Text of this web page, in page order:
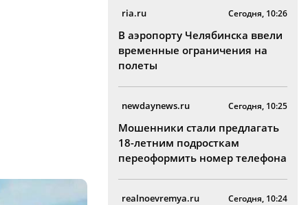
ria.ru Сегодня, 10:26
В аэропорту Челябинска ввели
временные ограничения на
полеты
newdaynews.ru Сегодня, 10:25
Мошенники стали предлагать
18-летним подросткам
переоформить номер телефона
realnoevremya.ru Сегодня, 10:24